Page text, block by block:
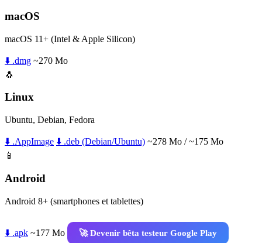
macOS
macOS 11+ (Intel & Apple Silicon)
⬇️ .dmg ~270 Mo
🐧
Linux
Ubuntu, Debian, Fedora
⬇️ .AppImage ⬇️ .deb (Debian/Ubuntu) ~278 Mo / ~175 Mo
📱
Android
Android 8+ (smartphones et tablettes)
⬇️ .apk ~177 Mo
🚀 Devenir bêta testeur Google Play